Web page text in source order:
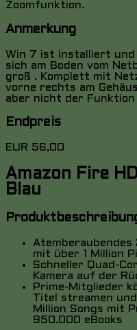
Zoomfunktion.
Anmerkung
Win 7 ist installiert
sich am Boden vom
groß . Komplett mit
vorne rechts am
aber nicht der
Endpreis
EUR 56,00
Amazon Fire
Blau
Atemberaubendes
mit über 1 Million
Schneller Quad-
Kamera auf der
Prime-Mitglieder
Titel streamen
Million Songs mit
950.000 eBooks